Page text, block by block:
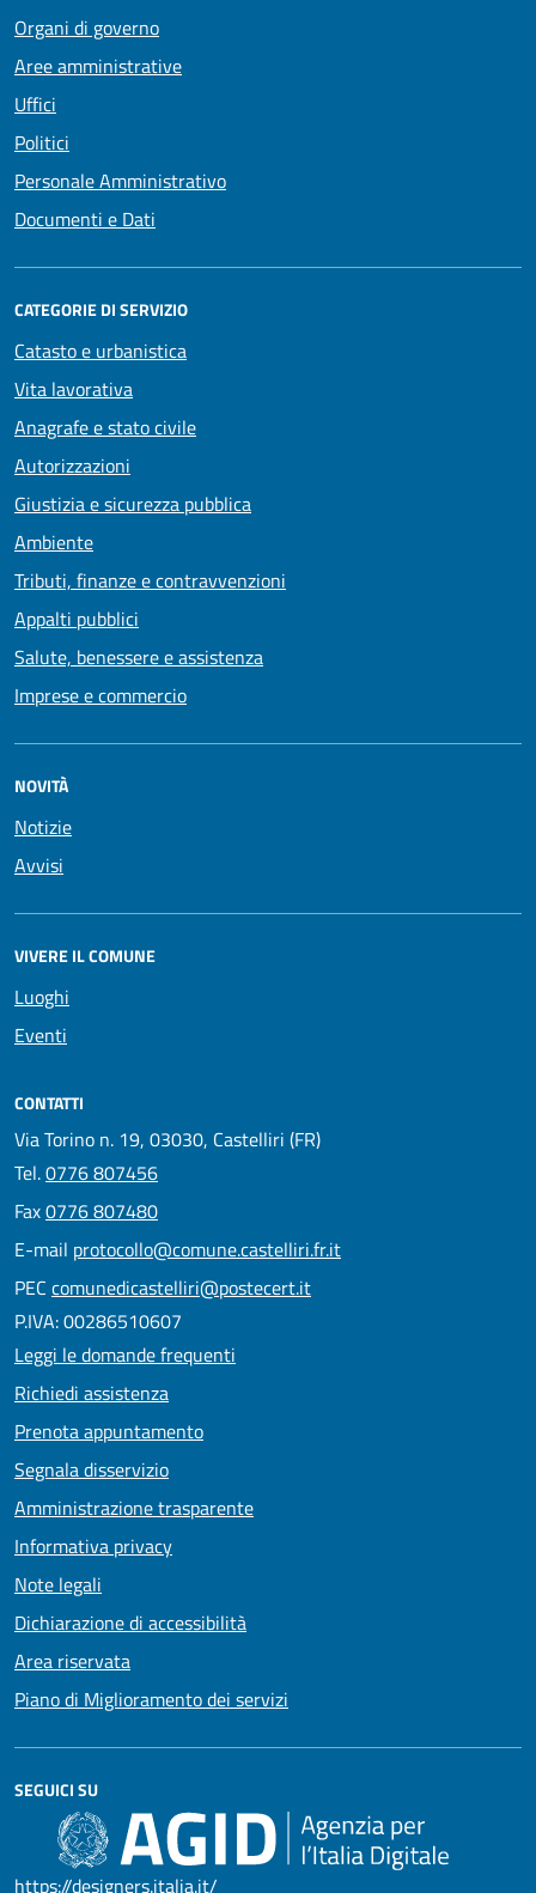
Organi di governo
Aree amministrative
Uffici
Politici
Personale Amministrativo
Documenti e Dati
CATEGORIE DI SERVIZIO
Catasto e urbanistica
Vita lavorativa
Anagrafe e stato civile
Autorizzazioni
Giustizia e sicurezza pubblica
Ambiente
Tributi, finanze e contravvenzioni
Appalti pubblici
Salute, benessere e assistenza
Imprese e commercio
NOVITÀ
Notizie
Avvisi
VIVERE IL COMUNE
Luoghi
Eventi
CONTATTI
Via Torino n. 19, 03030, Castelliri (FR)
Tel.0776 807456
Fax0776 807480
E-mail protocollo@comune.castelliri.fr.it
PEC comunedicastelliri@postecert.it
P.IVA: 00286510607
Leggi le domande frequenti
Richiedi assistenza
Prenota appuntamento
Segnala disservizio
Amministrazione trasparente
Informativa privacy
Note legali
Dichiarazione di accessibilità
Area riservata
Piano di Miglioramento dei servizi
SEGUICI SU
https://designers.italia.it/